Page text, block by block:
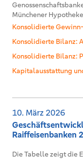
Münchener
Konsolidierte
Konsolidierte Bilanz:
Konsolidierte Bilanz:
Kapitalausstattung
10. März 2026
Raiffeisenbanken
Die Tabelle zeigt die